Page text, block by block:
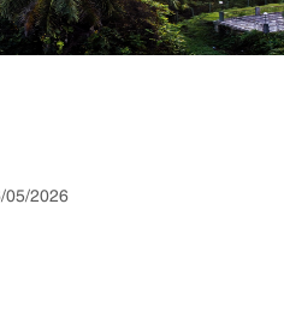
05/2026